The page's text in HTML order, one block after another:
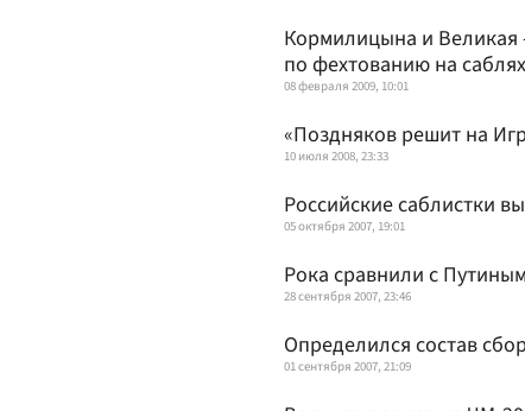
Кормилицына и Великая
по фехтованию на саблях
08 февраля 2009, 10:01
«Поздняков решит на
10 июля 2008, 23:33
Российские саблистки
05 октября 2007, 19:01
Рока сравнили с Путиным
28 сентября 2007, 23:46
Определился состав
01 сентября 2007, 21:09